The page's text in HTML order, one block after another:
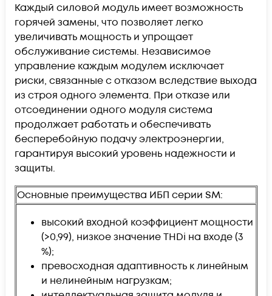
Каждый силовой модуль имеет возможность
горячей замены, что позволяет легко
увеличивать мощность и упрощает
обслуживание системы. Независимое
управление каждым модулем исключает
риски, связанные с отказом вследствие выхода
из строя одного элемента. При отказе или
отсоединении одного модуля система
продолжает работать и обеспечивать
бесперебойную подачу электроэнергии,
гарантируя высокий уровень надежности и
защиты.
Основные преимущества ИБП серии SM:
высокий входной коэффициент мощности
(>0,99), низкое значение THDi на входе (3
%);
превосходная адаптивность к линейным
и нелинейным нагрузкам;